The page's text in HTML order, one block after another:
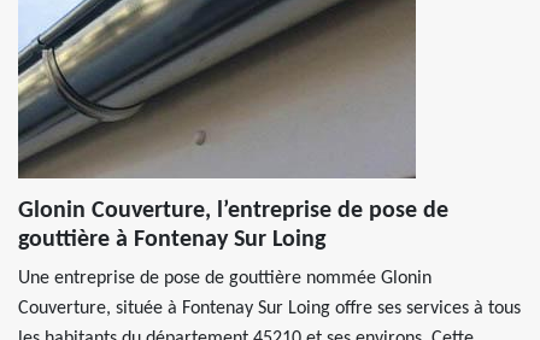
Glonin Couverture, l’entreprise de pose de
gouttière à Fontenay Sur Loing
Une entreprise de pose de gouttière nommée Glonin
Couverture, située à Fontenay Sur Loing offre ses services à tous